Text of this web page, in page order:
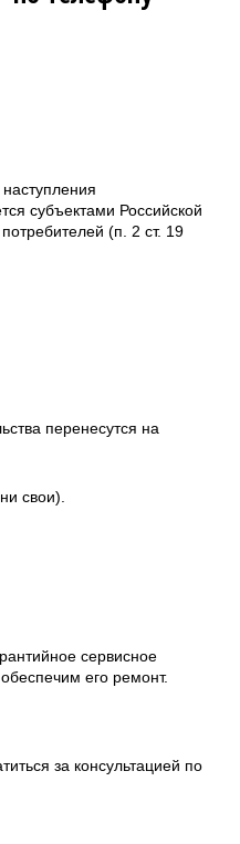
субъектами Российской
(п. 2 ст. 19
перенесутся на
свои).
сервисное
его ремонт.
за консультацией по